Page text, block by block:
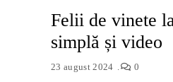
Felii de vinete
simplă și video
23 august 2024 0